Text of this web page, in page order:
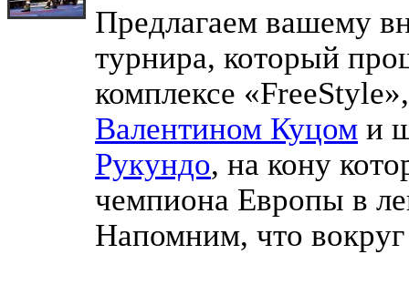
Предлагаем вашему
турнира, который
комплексе
Валентином Куцом и
Рукундо, на кону
чемпиона Европы в
Напомним, что вокруг